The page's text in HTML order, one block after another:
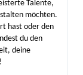
Talente,
möchten.
hast oder den
du den
deine